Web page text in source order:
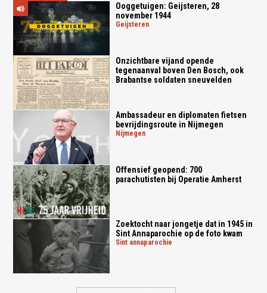
Ooggetuigen: Geijsteren, 28
november 1944
geijsteren
Onzichtbare vijand opende
tegenaanval boven Den Bosch, ook
Brabantse soldaten sneuvelden
Ambassadeur en diplomaten fietsen
bevrijdingsroute in Nijmegen
nijmegen
Offensief geopend: 700
parachutisten bij Operatie Amherst
Zoektocht naar jongetje dat in 1945 in
Sint Annaparochie op de foto kwam
sint annaparochie